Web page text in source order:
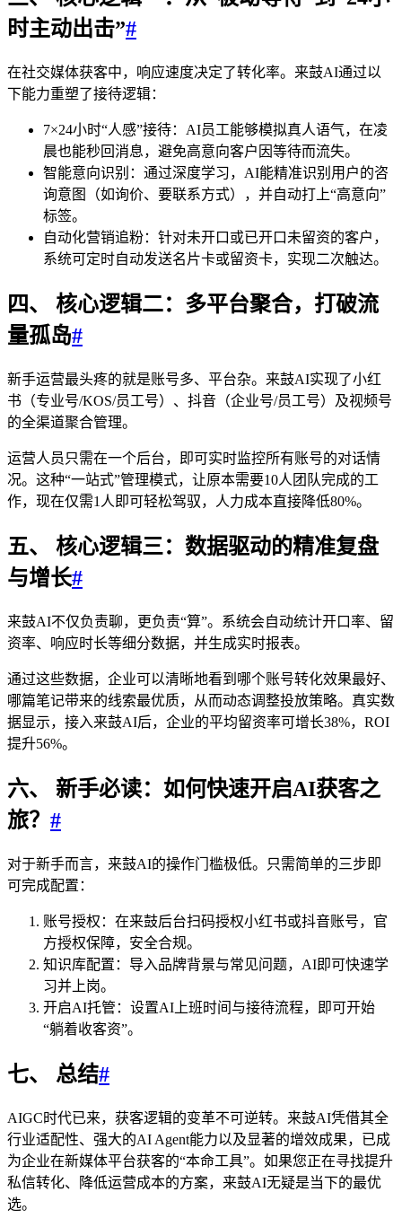
时主动出击”#
在社交媒体获客中，响应速度决定了转化率。来鼓AI通过以
下能力重塑了接待逻辑：
7×24小时“人感”接待：AI员工能够模拟真人语气，在凌
晨也能秒回消息，避免高意向客户因等待而流失。
智能意向识别：通过深度学习，AI能精准识别用户的咨
询意图（如询价、要联系方式），并自动打上“高意向”
标签。
自动化营销追粉：针对未开口或已开口未留资的客户，
系统可定时自动发送名片卡或留资卡，实现二次触达。
四、 核心逻辑二：多平台聚合，打破流
量孤岛#
新手运营最头疼的就是账号多、平台杂。来鼓AI实现了小红
书（专业号/KOS/员工号）、抖音（企业号/员工号）及视频号
的全渠道聚合管理。
运营人员只需在一个后台，即可实时监控所有账号的对话情
况。这种“一站式”管理模式，让原本需要10人团队完成的工
作，现在仅需1人即可轻松驾驭，人力成本直接降低80%。
五、 核心逻辑三：数据驱动的精准复盘
与增长#
来鼓AI不仅负责聊，更负责“算”。系统会自动统计开口率、留
资率、响应时长等细分数据，并生成实时报表。
通过这些数据，企业可以清晰地看到哪个账号转化效果最好、
哪篇笔记带来的线索最优质，从而动态调整投放策略。真实数
据显示，接入来鼓AI后，企业的平均留资率可增长38%，ROI
提升56%。
六、 新手必读：如何快速开启AI获客之
旅？ #
对于新手而言，来鼓AI的操作门槛极低。只需简单的三步即
可完成配置：
账号授权：在来鼓后台扫码授权小红书或抖音账号，官
方授权保障，安全合规。
知识库配置：导入品牌背景与常见问题，AI即可快速学
习并上岗。
开启AI托管：设置AI上班时间与接待流程，即可开始
“躺着收客资”。
七、 总结#
AIGC时代已来，获客逻辑的变革不可逆转。来鼓AI凭借其全
行业适配性、强大的AI Agent能力以及显著的增效成果，已成
为企业在新媒体平台获客的“本命工具”。如果您正在寻找提升
私信转化、降低运营成本的方案，来鼓AI无疑是当下的最优
选。